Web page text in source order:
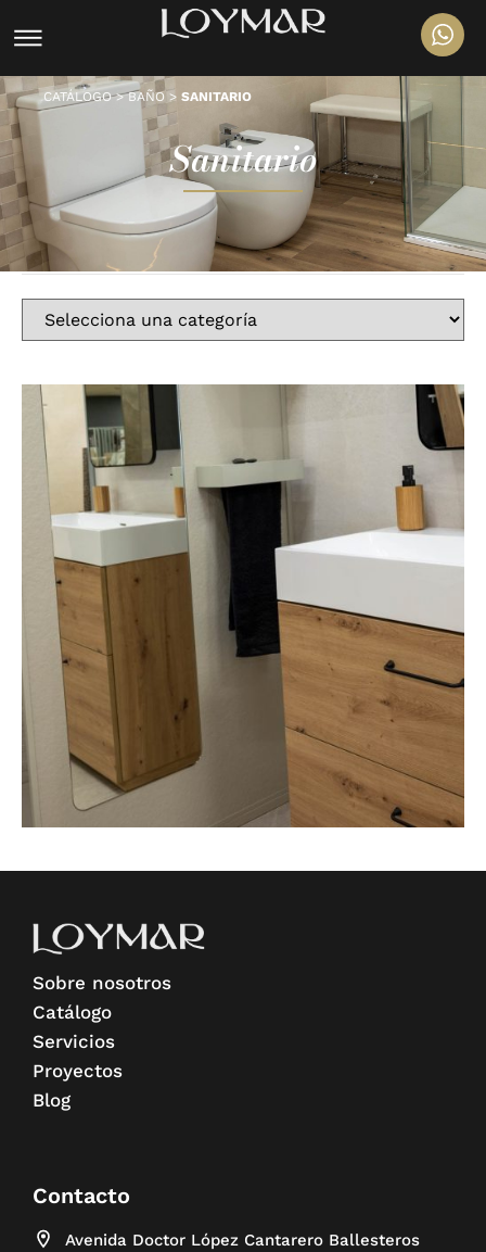
CATÁLOGO>BAÑO > SANITARIO
Sanitario
Sobre nosotros
Catálogo
Servicios
Proyectos
Blog
Contacto
Avenida Doctor López Cantarero Ballesteros